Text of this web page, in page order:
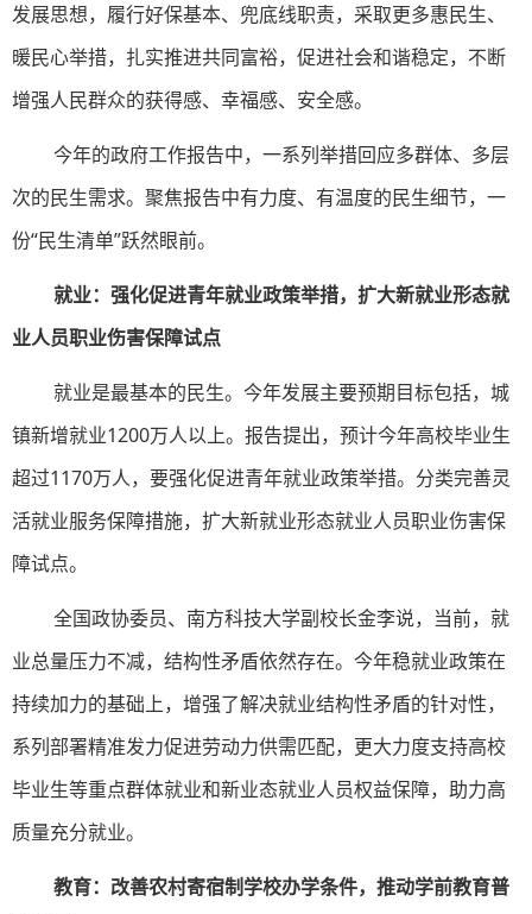
发展思想，履行好保基本、兜底线职责，采取更多惠民生、
暖民心举措，扎实推进共同富裕，促进社会和谐稳定，不断
增强人民群众的获得感、幸福感、安全感。
今年的政府工作报告中，一系列举措回应多群体、多层
次的民生需求。聚焦报告中有力度、有温度的民生细节，一
份“民生清单”跃然眼前。
就业：强化促进青年就业政策举措，扩大新就业形态就
业人员职业伤害保障试点
就业是最基本的民生。今年发展主要预期目标包括，城
镇新增就业1200万人以上。报告提出，预计今年高校毕业生
超过1170万人，要强化促进青年就业政策举措。分类完善灵
活就业服务保障措施，扩大新就业形态就业人员职业伤害保
障试点。
全国政协委员、南方科技大学副校长金李说，当前，就
业总量压力不减，结构性矛盾依然存在。今年稳就业政策在
持续加力的基础上，增强了解决就业结构性矛盾的针对性，
系列部署精准发力促进劳动力供需匹配，更大力度支持高校
毕业生等重点群体就业和新业态就业人员权益保障，助力高
质量充分就业。
教育：改善农村寄宿制学校办学条件，推动学前教育普